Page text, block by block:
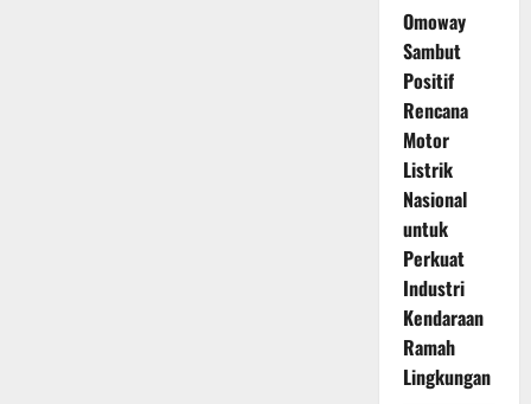
Omoway
Sambut
Positif
Rencana
Motor
Listrik
Nasional
untuk
Perkuat
Industri
Kendaraan
Ramah
Lingkungan